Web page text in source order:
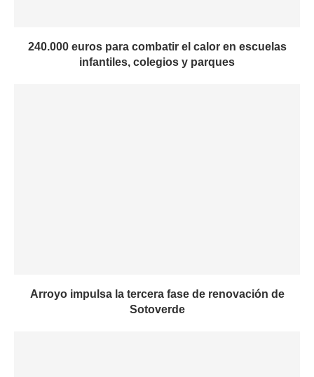
240.000 euros para combatir el calor en escuelas
infantiles, colegios y parques
Arroyo impulsa la tercera fase de renovación de
Sotoverde